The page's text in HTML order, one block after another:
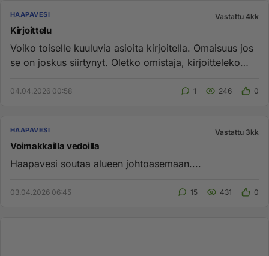
HAAPAVESI Vastattu 4kk
Kirjoittelu
Voiko toiselle kuuluvia asioita kirjoitella. Omaisuus jos
se on joskus siirtynyt. Oletko omistaja, kirjoitteleko
04.04.2026 00:58 1 246 0
HAAPAVESI Vastattu 3kk
Voimakkailla vedoilla
Haapavesi soutaa alueen johtoasemaan....
03.04.2026 06:45 15 431 0